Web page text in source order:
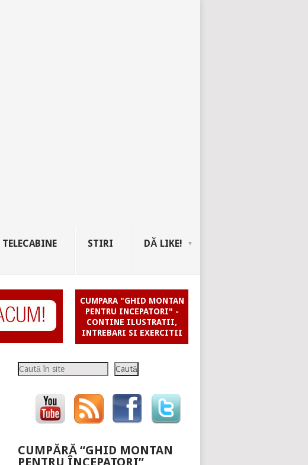
TELECABINE STIRI DĂ LIKE!
CUMPARA "GHID MONTAN
PENTRU INCEPATORI" -
CONTINE ILUSTRATII,
INTREBARI SI EXERCITII
Caută Caută
CUMPĂRĂ “GHID MONTAN
PENTRU ÎNCEPATORI”